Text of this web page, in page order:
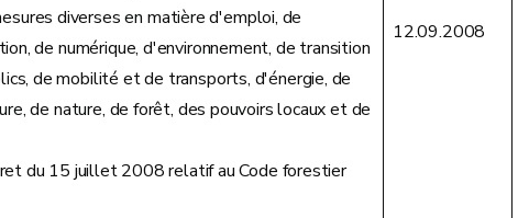
diverses en matière d'emploi, de
de numérique, d'environnement, de transition
de mobilité et de transports, d'énergie, de
de nature, de forêt, des pouvoirs locaux et de
du 15 juillet 2008 relatif au Code forestier
12.09.2008